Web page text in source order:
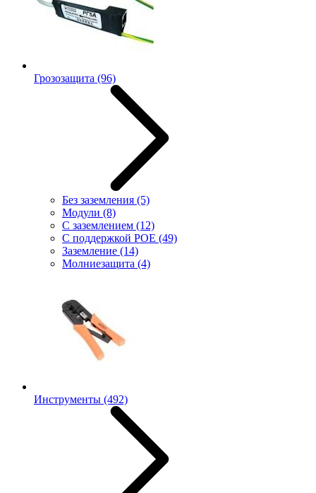
Грозозащита (96)
Без заземления (5)
Модули (8)
С заземлением (12)
С поддержкой POE (49)
Заземление (14)
Молниезащита (4)
Инструменты (492)